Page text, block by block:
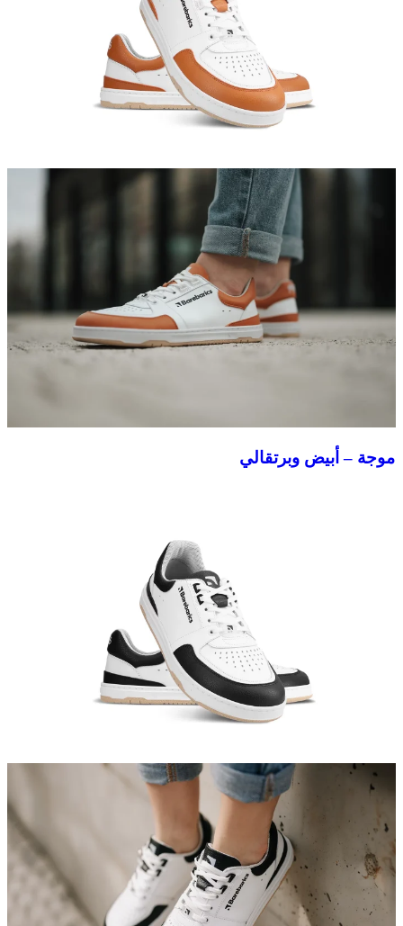
موجة – أبيض وبرتقالي